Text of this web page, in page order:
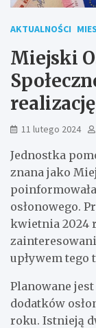
AKTUALNOŚCI
Miejski
11 lutego 2024
Jednostka
znana jako
osłonowego.
kwietnia 2024
upływem tego
Planowane
dodatków
roku. Istnieją